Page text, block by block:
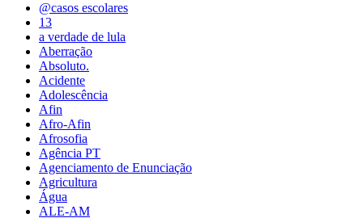
@casos escolares
13
a verdade de lula
Aberração
Absoluto.
Acidente
Adolescência
Afin
Afro-Afin
Afrosofia
Agência PT
Agenciamento de Enunciação
Agricultura
Água
ALE-AM